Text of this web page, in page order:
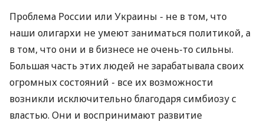
Проблема России или Украины - не в том, что
наши олигархи не умеют заниматься политикой, а
в том, что они и в бизнесе не очень-то сильны.
Большая часть этих людей не зарабатывала своих
огромных состояний - все их возможности
возникли исключительно благодаря симбиозу с
властью. Они и воспринимают развитие